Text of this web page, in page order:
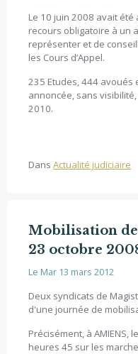
Dans Actualité judiciaire
Le 10 juin 2008 avait
recours obligatoire à un
représenter et de
les Cours d’Appel.
235 Etudes, 444
annoncée, sans
2010.
Mobilisation
23 octobre
Le Mar 13 mars 2012
Deux syndicats de
d'une journée de
Précisément, à AMIENS,
heures 45 sur les